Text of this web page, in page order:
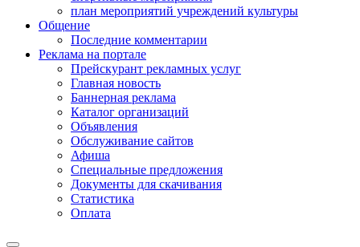
план мероприятий учреждений культуры
Общение
Последние комментарии
Реклама на портале
Прейскурант рекламных услуг
Главная новость
Баннерная реклама
Каталог организаций
Объявления
Обслуживание сайтов
Афиша
Специальные предложения
Документы для скачивания
Статистика
Оплата